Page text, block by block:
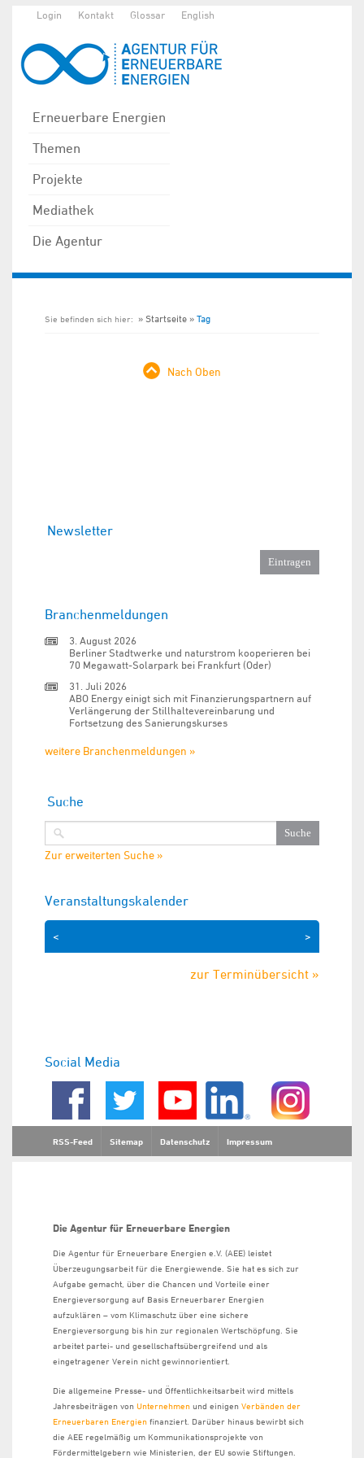
Login Kontakt Glossar English
Erneuerbare Energien
Themen
Projekte
Mediathek
Die Agentur
Sie befinden sich hier: Startseite Tag
Nach Oben
Newsletter
Branchenmeldungen
3. August 2026
Berliner Stadtwerke und naturstrom kooperieren bei
70 Megawatt-Solarpark bei Frankfurt (Oder)
31. Juli 2026
ABO Energy einigt sich mit Finanzierungspartnern auf
Verlängerung der Stillhaltevereinbarung und
Fortsetzung des Sanierungskurses
weitere Branchenmeldungen »
Suche
Zur erweiterten Suche »
Veranstaltungskalender
>
<
zur Terminübersicht »
Social Media
RSS-Feed Sitemap Datenschutz Impressum
Die Agentur für Erneuerbare Energien
Die Agentur für Erneuerbare Energien e.V. (AEE) leistet
Überzeugungsarbeit für die Energiewende. Sie hat es sich zur
Aufgabe gemacht, über die Chancen und Vorteile einer
Energieversorgung auf Basis Erneuerbarer Energien
aufzuklären – vom Klimaschutz über eine sichere
Energieversorgung bis hin zur regionalen Wertschöpfung. Sie
arbeitet partei- und gesellschaftsübergreifend und als
eingetragener Verein nicht gewinnorientiert.
Die allgemeine Presse- und Öffentlichkeitsarbeit wird mittels
Jahresbeiträgen von Unternehmen und einigen Verbänden der
Erneuerbaren Energien finanziert. Darüber hinaus bewirbt sich
die AEE regelmäßig um Kommunikationsprojekte von
Fördermittelgebern wie Ministerien, der EU sowie Stiftungen.